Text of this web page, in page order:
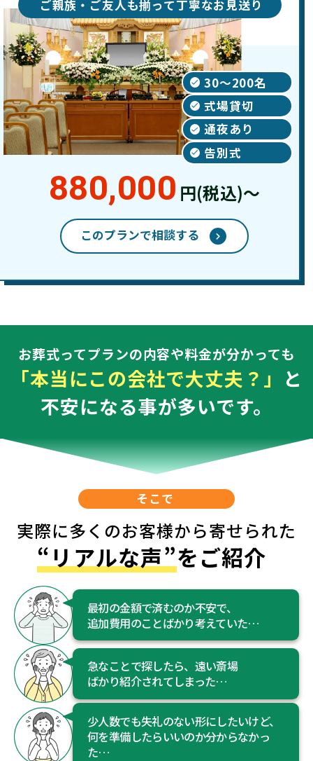
ご親族・ご友人も揃って丁寧なお見送り
30〜200名
式場貸切
通夜あり
告別式
880,000 円(税込)～
このプランで相談する
お葬式ってプランの内容や料金が分かっても
「本当にこの会社で大丈夫？」 と
不安になる事が多いです。
そこで
実際に多くのお客様から寄せられた
“リアルな声”をご紹介
最初の金額で済むのか不安で、
追加費用のことばかり考えていた…
急なことで探したら、遠い斎場
ばかり紹介されてしまった…
少人数でも失礼のない形にしたいけど、
何を準備したらいいのか分からなかっ
た…